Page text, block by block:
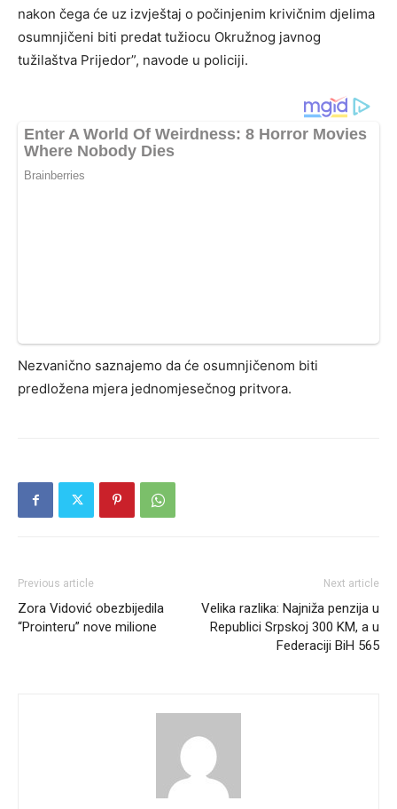
nakon čega će uz izvještaj o počinjenim krivičnim djelima
osumnjičeni biti predat tužiocu Okružnog javnog
tužilaštva Prijedor”, navode u policiji.
Nezvanično saznajemo da će osumnjičenom biti
predložena mjera jednomjesečnog pritvora.
Previous article
Zora Vidović obezbijedila
“Prointeru” nove milione
Next article
Velika razlika: Najniža penzija u
Republici Srpskoj 300 KM, a u
Federaciji BiH 565